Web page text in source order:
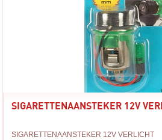
SIGARETTENAANSTEKER 12V
SIGARETTENAANSTEKER 12V VERLICHT